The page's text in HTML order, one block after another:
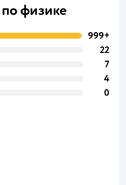
физике
999+
22
7
4
0